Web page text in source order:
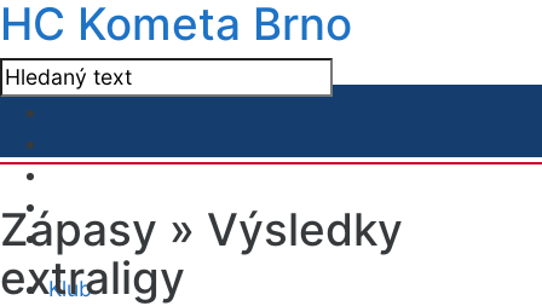
HC Kometa Brno
Klub
Zápasy » Výsledky
extraligy